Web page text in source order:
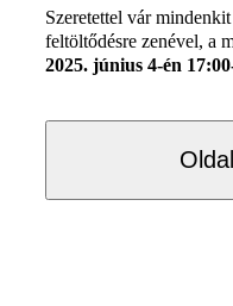
Szeretettel vár
feltöltődésre zenével, a
2025. június 4-én